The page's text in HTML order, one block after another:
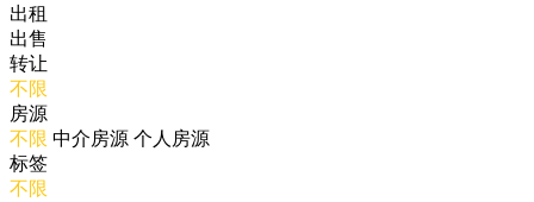
出租
出售
转让
不限
房源
不限 中介房源 个人房源
标签
不限